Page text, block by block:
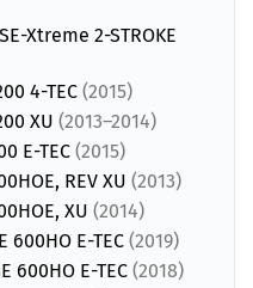
Xtreme 2-STROKE
4-TEC (2015)
XU (2013–2014)
E-TEC (2015)
REV XU (2013)
XU (2014)
600HO E-TEC (2019)
600HO E-TEC (2018)